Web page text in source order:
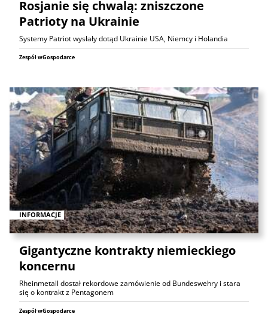
Rosjanie się chwalą: zniszczone
Patrioty na Ukrainie
Systemy Patriot wysłały dotąd Ukrainie USA, Niemcy i Holandia
Zespół wGospodarce
INFORMACJE
Gigantyczne kontrakty niemieckiego
koncernu
Rheinmetall dostał rekordowe zamówienie od Bundeswehry i stara
się o kontrakt z Pentagonem
Zespół wGospodarce